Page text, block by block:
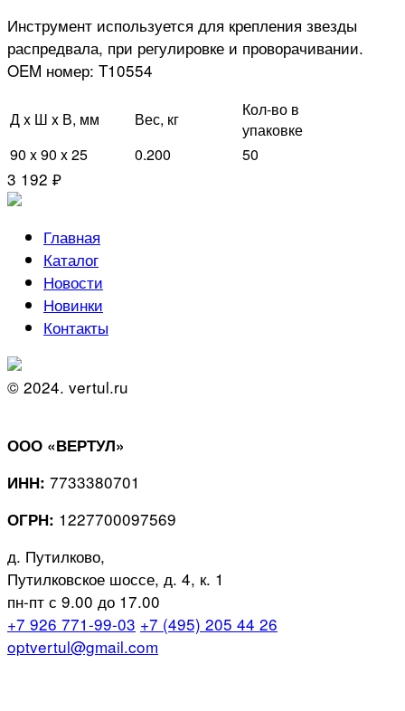
Инструмент используется для крепления звезды
распредвала, при регулировке и проворачивании.
OEM номер: T10554
Д x Ш x В, мм Вес, кг
Кол-во в
упаковке
90 x 90 x 25
0.200 50
3 192 ₽
Главная
Каталог
Новости
Новинки
Контакты
© 2024. vertul.ru
ООО «ВЕРТУЛ»
ИНН: 7733380701
ОГРН: 1227700097569
д. Путилково,
Путилковское шоссе, д. 4, к. 1
пн-пт с 9.00 до 17.00
+7 926 771-99-03 +7 (495) 205 44 26
optvertul@gmail.com